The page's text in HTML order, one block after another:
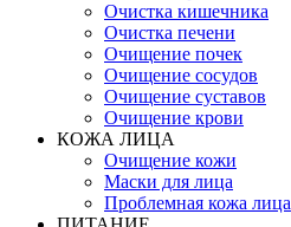
Очистка кишечника
Очистка печени
Очищение почек
Очищение сосудов
Очищение суставов
Очищение крови
КОЖА ЛИЦА
Очищение кожи
Маски для лица
Проблемная кожа лица